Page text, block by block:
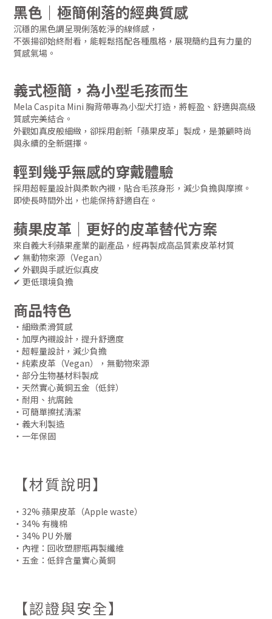
黑色｜極簡俐落的經典質感
沉穩的黑色調呈現俐落乾淨的線條感，
不張揚卻始終耐看，能輕鬆搭配各種風格，展現簡約且有力量的
質感氣場。
義式極簡，為小型毛孩而生
Mela Caspita Mini 胸背帶專為小型犬打造，將輕盈、舒適與高級
質感完美結合。
外觀如真皮般細緻，卻採用創新「蘋果皮革」製成，是兼顧時尚
與永續的全新選擇。
輕到幾乎無感的穿戴體驗
採用超輕量設計與柔軟內襯，貼合毛孩身形，減少負擔與摩擦。
即使長時間外出，也能保持舒適自在。
蘋果皮革｜更好的皮革替代方案
來自義大利蘋果產業的副產品，經再製成高品質素皮革材質
✔ 無動物來源（Vegan）
✔ 外觀與手感近似真皮
✔ 更低環境負擔
商品特色
・細緻柔滑質感
・加厚內襯設計，提升舒適度
・超輕量設計，減少負擔
・純素皮革（Vegan），無動物來源
・部分生物基材料製成
・天然實心黃銅五金（低鋅）
・耐用、抗腐蝕
・可簡單擦拭清潔
・義大利製造
・一年保固
【材質說明】
・32% 蘋果皮革（Apple waste）
・34% 有機棉
・34% PU 外層
・內裡：回收塑膠瓶再製纖維
・五金：低鋅含量實心黃銅
【認證與安全】